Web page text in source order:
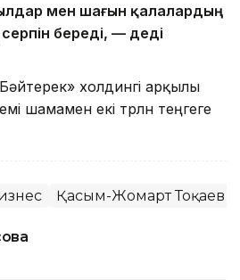
мен шағын қалалардың
береді, — деді
холдингі арқылы
шамамен екі трлн теңгеге
Қасым-Жомарт Тоқаев